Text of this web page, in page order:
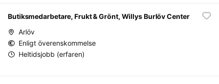
Butiksmedarbetare, Frukt & Grönt, Willys Burlöv Center
Arlöv
Enligt överenskommelse
Heltidsjobb (erfaren)